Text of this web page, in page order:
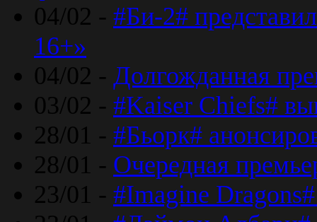
04/02 - #Би-2#
16+»
04/02 - Долгожданная
03/02 - #Kaiser Chiefs#
28/01 - #Бьорк#
28/01 - Очередная
23/01 - #Imagine